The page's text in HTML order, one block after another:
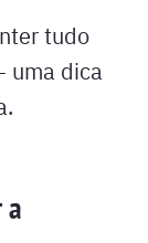
tudo
uma dica
a